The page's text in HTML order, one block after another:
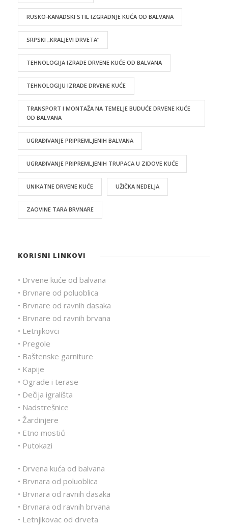
RUSKO-KANADSKI STIL IZGRADNJE KUĆA OD BALVANA
SRPSKI „KRALJEVI DRVETA“
TEHNOLOGIJA IZRADE DRVENE KUĆE OD BALVANA
TEHNOLOGIJU IZRADE DRVENE KUĆE
TRANSPORT I MONTAŽA NA TEMELJE BUDUĆE DRVENE KUĆE
OD BALVANA
UGRAĐIVANJE PRIPREMLJENIH BALVANA
UGRAĐIVANJE PRIPREMLJENIH TRUPACA U ZIDOVE KUĆE
UNIKATNE DRVENE KUĆE UŽIČKA NEDELJA
ZAOVINE TARA BRVNARE
KORISNI LINKOVI
• Drvene kuće od balvana
• Brvnare od poluoblica
• Brvnare od ravnih dasaka
• Brvnare od ravnih brvana
• Letnjikovci
• Pregole
• Baštenske garniture
• Kapije
• Ograde i terase
• Dečija igrališta
• Nadstrešnice
• Žardinjere
• Etno mostići
• Putokazi
• Drvena kuća od balvana
• Brvnara od poluoblica
• Brvnara od ravnih dasaka
• Brvnara od ravnih brvana
• Letnjikovac od drveta